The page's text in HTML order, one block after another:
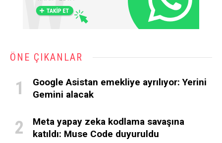
ÖNE ÇIKANLAR
Google Asistan emekliye ayrılıyor: Yerini
Gemini alacak
Meta yapay zeka kodlama savaşına
katıldı: Muse Code duyuruldu